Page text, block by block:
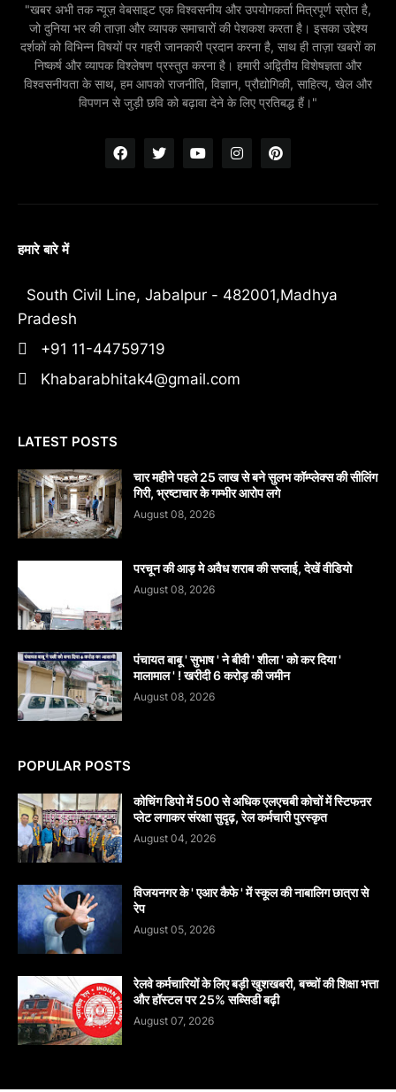
"खबर अभी तक न्यूज़ वेबसाइट एक विश्वसनीय और उपयोगकर्ता मित्रपूर्ण स्रोत है,
जो दुनिया भर की ताज़ा और व्यापक समाचारों की पेशकश करता है। इसका उद्देश्य
दर्शकों को विभिन्न विषयों पर गहरी जानकारी प्रदान करना है, साथ ही ताज़ा खबरों का
निष्कर्ष और व्यापक विश्लेषण प्रस्तुत करना है। हमारी अद्वितीय विशेषज्ञता और
विश्वसनीयता के साथ, हम आपको राजनीति, विज्ञान, प्रौद्योगिकी, साहित्य, खेल और
विपणन से जुड़ी छवि को बढ़ावा देने के लिए प्रतिबद्ध हैं।"
हमारे बारे में
South Civil Line, Jabalpur - 482001,Madhya
Pradesh
+91 11-44759719
Khabarabhitak4@gmail.com
LATEST POSTS
चार महीने पहले 25 लाख से बने सुलभ कॉम्प्लेक्स की सीलिंग
गिरी, भ्रष्टाचार के गम्भीर आरोप लगे
August 08, 2026
परचून की आड़ मे अवैध शराब की सप्लाई, देखें वीडियो
August 08, 2026
पंचायत बाबू ' सुभाष ' ने बीवी ' शीला ' को कर दिया '
मालामाल ' ! खरीदी 6 करोड़ की जमीन
August 08, 2026
POPULAR POSTS
कोचिंग डिपो में 500 से अधिक एलएचबी कोचों में स्टिफऩर
प्लेट लगाकर संरक्षा सुदृढ़, रेल कर्मचारी पुरस्कृत
August 04, 2026
विजयनगर के ' एआर कैफे ' में स्कूल की नाबालिग छात्रा से
रेप
August 05, 2026
रेलवे कर्मचारियों के लिए बड़ी खुशखबरी, बच्चों की शिक्षा भत्ता
और हॉस्टल पर 25% सब्सिडी बढ़ी
August 07, 2026